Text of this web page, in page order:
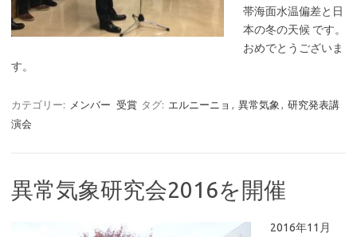
帯海面水温偏差と日
本の冬の天候 です。
おめでとうございま
す。
カテゴリー: メンバー 受賞 タグ: エルニーニョ 異常気象
研究発表講
演会
異常気象研究会2016を開催
2016年11月